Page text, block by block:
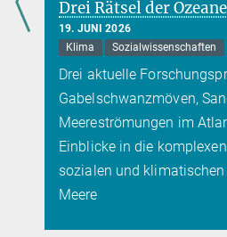
Drei Rätsel der Ozeane
19. JUNI 2026
Klima
Sozialwissenschaften
Drei aktuelle
Gabelschwanzmöven,
Meereströmungen im
Einblicke in die
sozialen und klimatischen
Meere